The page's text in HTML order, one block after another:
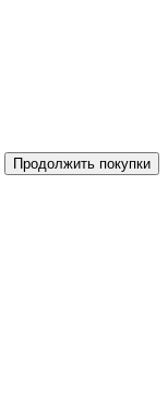
Продолжить покупки